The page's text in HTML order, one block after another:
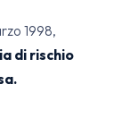
1998,
di rischio